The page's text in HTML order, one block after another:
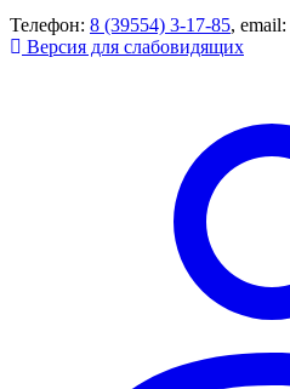
Телефон: 8 (39554) 3-17-85, email:
Версия для слабовидящих